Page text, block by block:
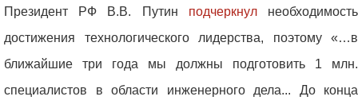
Президент РФ В.В. Путин подчеркнулнеобходимость
достижения технологического лидерства, поэтому «…в
ближайшие три года мы должны подготовить 1 млн.
специалистов в области инженерного дела... До конца